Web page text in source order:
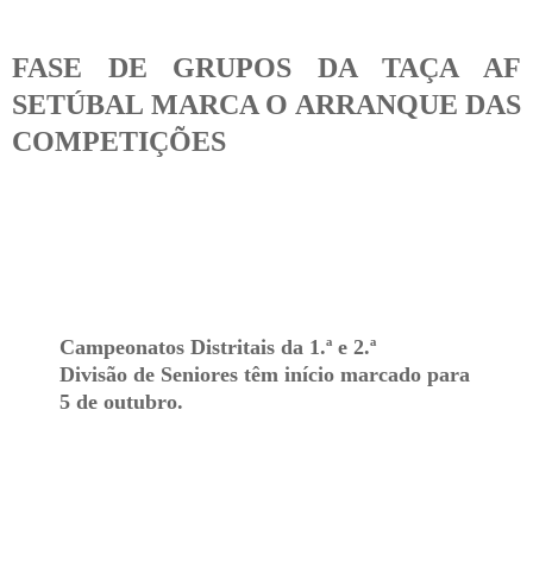
FASE DE GRUPOS DA TAÇA AF
SETÚBAL MARCA O ARRANQUE DAS
COMPETIÇÕES
Campeonatos Distritais da 1.ª e 2.ª
Divisão de Seniores têm início marcado para
5 de outubro.